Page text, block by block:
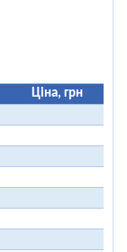
Ціна, грн